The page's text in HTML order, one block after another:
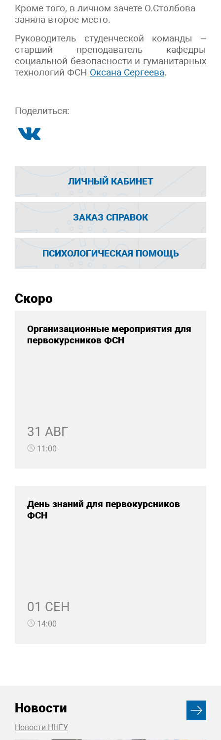
Кроме того, в личном зачете О.Столбова
заняла второе место.
Руководитель студенческой команды –
старший преподаватель кафедры
социальной безопасности и гуманитарных
технологий ФСН Оксана Сергеева.
Поделиться:
ЛИЧНЫЙ КАБИНЕТ
ЗАКАЗ СПРАВОК
ПСИХОЛОГИЧЕСКАЯ ПОМОЩЬ
Скоро
Организационные мероприятия для
первокурсников ФСН
31 АВГ
11:00
День знаний для первокурсников
ФСН
01 СЕН
14:00
Новости
Новости ННГУ